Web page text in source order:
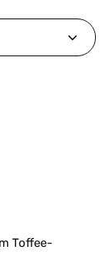
Wert ein
Toffee-